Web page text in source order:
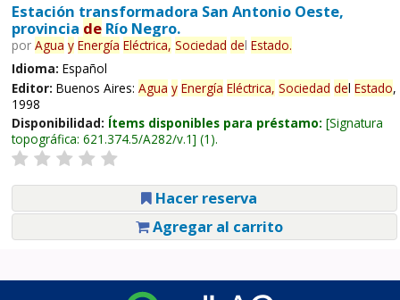
Estación transformadora San Antonio Oeste,
provincia deRío Negro.
por Agua y Energía Eléctrica, Sociedad del Estado.
Idioma: Español
Editor: Buenos Aires: Agua y Energía Eléctrica, Sociedad del Estado,
1998
Disponibilidad: Ítems disponibles para préstamo: Signatura
topográfica: 621.374.5/A282/v.1 (1).
Hacer reserva
Agregar al carrito